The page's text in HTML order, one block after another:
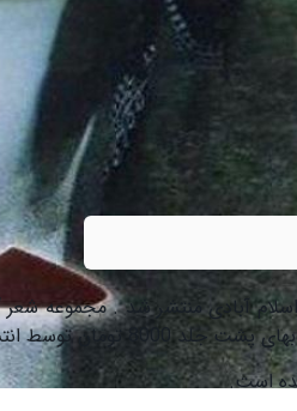
آبادی منتشر شد . مجموعه شعر
است.